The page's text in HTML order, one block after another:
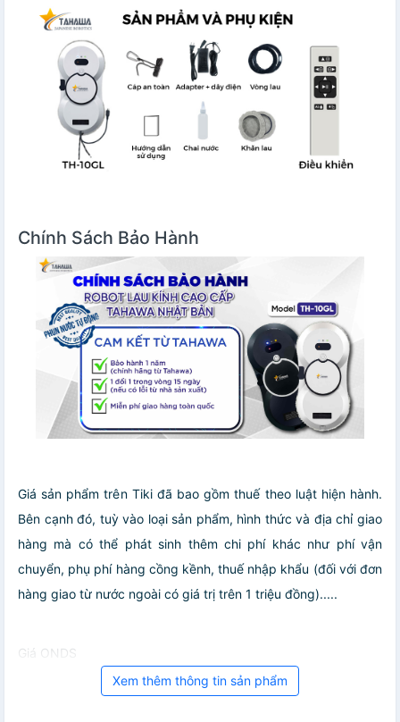
Chính Sách Bảo Hành
Giá sản phẩm trên Tiki đã bao gồm thuế theo luật hiện hành.
Bên cạnh đó, tuỳ vào loại sản phẩm, hình thức và địa chỉ giao
hàng mà có thể phát sinh thêm chi phí khác như phí vận
chuyển, phụ phí hàng cồng kềnh, thuế nhập khẩu (đối với đơn
hàng giao từ nước ngoài có giá trị trên 1 triệu đồng).....
Giá ONDS
Xem thêm thông tin sản phẩm